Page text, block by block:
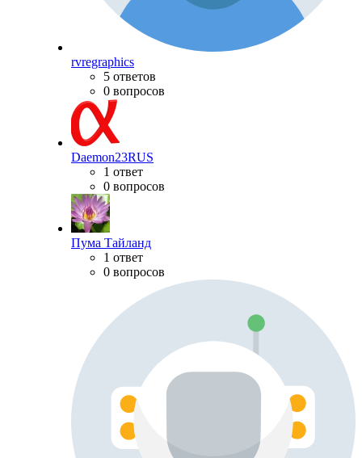
rvregraphics
5 ответов
0 вопросов
Daemon23RUS
1 ответ
0 вопросов
Пума Тайланд
1 ответ
0 вопросов